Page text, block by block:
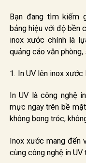
Bạn đang tìm kiếm
bảng hiệu với độ bền
inox xước chính là
quảng cáo văn
1. In UV lên inox xước
In UV là công nghệ
mực ngay trên bề
không bong tróc,
Inox xước mang đến
cùng công nghệ in UV